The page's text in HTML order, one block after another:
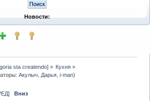
Новости:
sta createndo]» Кухня»
Акулыч Дарья ,i-man)
Вниз